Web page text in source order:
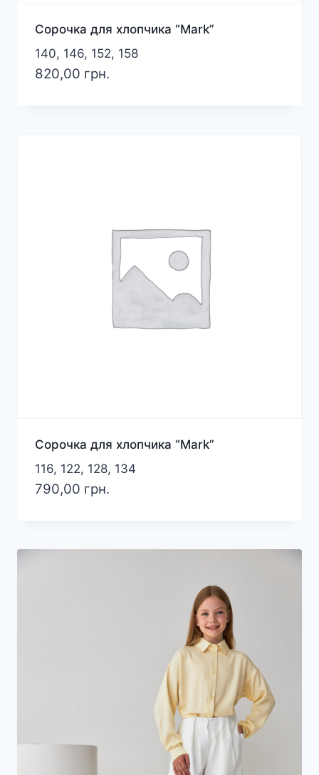
Сорочка для хлопчика “Mark”
140, 146, 152, 158
820,00 грн.
Сорочка для хлопчика “Mark”
116, 122, 128, 134
790,00 грн.